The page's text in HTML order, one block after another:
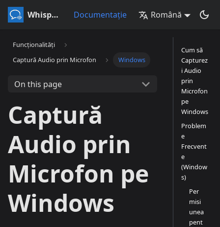
Whisperr Documentație Română
Funcționalități
Captură Audio prin Microfon
Windows
On this page
Captură
Audio prin
Microfon pe
Windows
Cum să
Capturez
i Audio
prin
Microfon
pe
Windows
Problem
e
Frecvent
e
(Window
s)
Per
misi
unea
pent